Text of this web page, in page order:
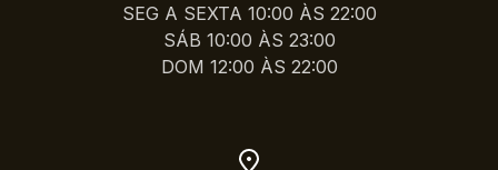
SEG A SEXTA 10:00 ÀS 22:00
SÁB 10:00 ÀS 23:00
DOM 12:00 ÀS 22:00